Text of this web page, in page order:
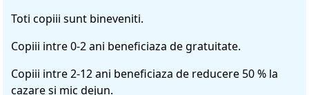
Toti copiii sunt bineveniti.
Copiii intre 0-2 ani beneficiaza de gratuitate.
Copiii intre 2-12 ani beneficiaza de reducere 50 % la
cazare si mic dejun.